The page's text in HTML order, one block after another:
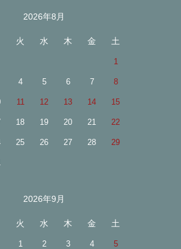
2026年8月
火 水 木 金 土
1
4 5 6 7 8
11 12 13 14 15
18 19 20 21 22
25 26 27 28 29
2026年9月
火 水 木 金 土
1 2 3 4 5